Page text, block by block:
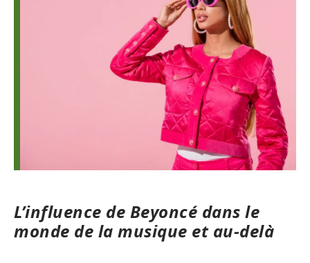
L’influence de Beyoncé dans le
monde de la musique et au-delà